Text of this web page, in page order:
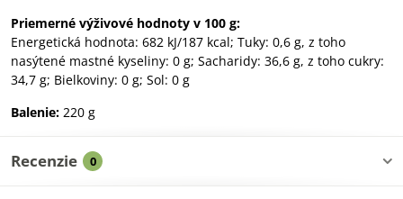
Priemerné výživové hodnoty v 100 g:
Energetická hodnota: 682 kJ/187 kcal; Tuky: 0,6 g, z toho
nasýtené mastné kyseliny: 0 g; Sacharidy: 36,6 g, z toho cukry:
34,7 g; Bielkoviny: 0 g; Sol: 0 g
Balenie: 220 g
Recenzie 0